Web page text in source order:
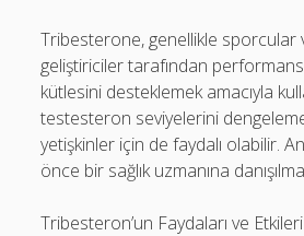
Tribesterone, genellikle sporcular
geliştiriciler tarafından
kütlesini desteklemek amacıyla
testesteron seviyelerini
yetişkinler için de faydalı olabilir.
önce bir sağlık uzmanına
Tribesteron’un Faydaları ve Etkileri